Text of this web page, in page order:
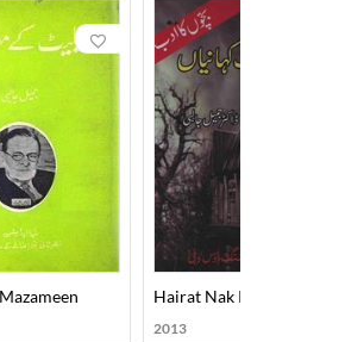
"पाकिस्तानी कल्चर: क़ौमी
"अरस्तू से एलियट तक", "एलियट के
के रूप में है। उन्होंने उर्दू में
Hairat Nak Kahaniyan
2013